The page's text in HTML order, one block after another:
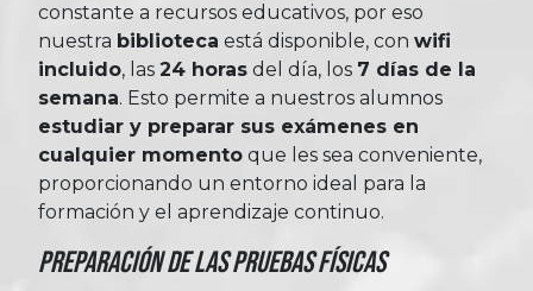
constante a recursos educativos, por eso
nuestra biblioteca está disponible, con wifi
incluido, las 24 horas del día, los 7 días de la
semana. Esto permite a nuestros alumnos
estudiar y preparar sus exámenes en
cualquier momento que les sea conveniente,
proporcionando un entorno ideal para la
formación y el aprendizaje continuo.
Preparación de las Pruebas Físicas